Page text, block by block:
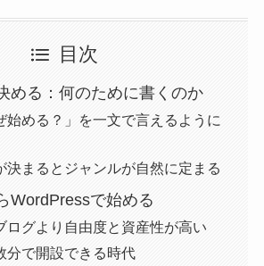
目次
める：何のために書くのか
始める？」を一文で言えるように
決まるとジャンルが自然に定まる
WordPressで始める
ログより自由度と資産性が高い
分で開設できる時代